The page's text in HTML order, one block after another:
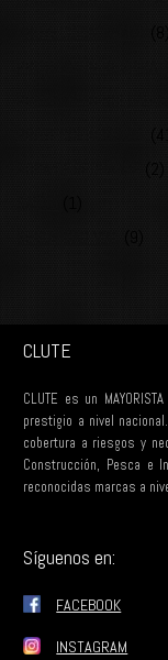
(2)
CLUTE
CLUTE es un
prestigio a nivel
cobertura a riesgos y
Construcción, Pesca e
reconocidas marcas a
Síguenos en:
FACEBOOK
INSTAGRAM